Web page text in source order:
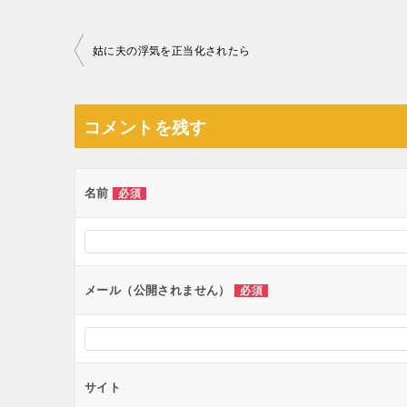
投
ナ
ビ
ー
ョ
姑に夫の浮気を正当化されたら
コメントを残す
名前 必須
メール（公開されません） 必須
サイト